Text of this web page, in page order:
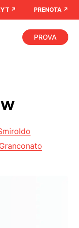
↗︎ PRENOTA ↗︎
PROVA
w